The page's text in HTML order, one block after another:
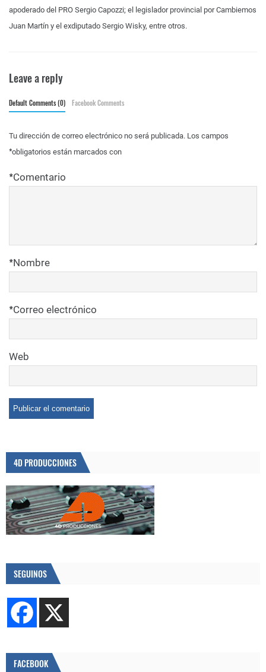
apoderado del PRO Sergio Capozzi; el legislador provincial por Cambiemos
Juan Martín y el exdiputado Sergio Wisky, entre otros.
Leave a reply
Default Comments (0) Facebook Comments
Tu dirección de correo electrónico no será publicada. Los campos
obligatorios están marcados con
*
Comentario
*
Nombre
*
Correo electrónico
*
Web
4D PRODUCCIONES
SEGUINOS
FACEBOOK